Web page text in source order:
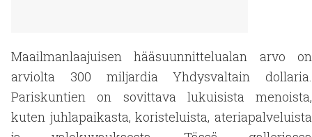
Maailmanlaajuisen hääsuunnittelualan arvo on
arviolta 300 miljardia Yhdysvaltain dollaria.
Pariskuntien on sovittava lukuisista menoista,
kuten juhlapaikasta, koristeluista, ateriapalveluista